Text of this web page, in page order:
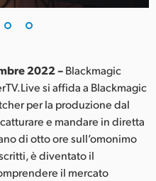
2022 –Blackmagic
si affida a Blackmagic
per la produzione dal
e mandare in diretta
di otto ore sull’omonimo
è diventato il
il mercato